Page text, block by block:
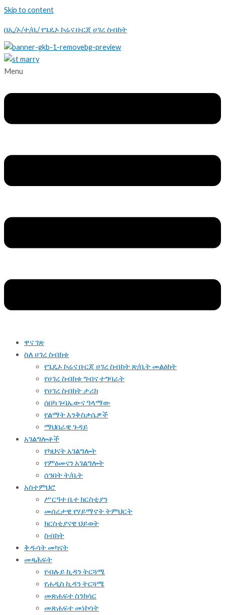
Skip to content
በኢ/ኦ/ተ/ቤ/ የጌዴኦ ኮሬና ቡርጂ ሀገረ ስብከት
Menu
ዋና ገጽ
ስለ ሀገረ ስብከቱ
የጌዴኦ ኮሬና ቡርጂ ሀገረ ስብከት ጽ/ቤት መልዕክት
የሀገረ ስብከቱ ግብና ተግባራት
የሀገረ ስብከት ታሪክ
ሰበካ ጉባኤውና ዓላማው
የልማት እንቅስቃሴዎች
ማህበራዊ ጉዳይ
አገልግሎቶች
የካህናት አገልግሎት
የምዕመናን አገልግሎት
ሰንበት ት/ቤት
አስተምህሮ
ሥርዓተ ቤተ ክርስቲያን
መሰረታዊ የሃይማኖት ትምህርት
ክርስቲያናዊ ህይወት
ስብከት
ቅዱሳት መካናት
መጻሕፍት
የብሉይ ኪዳን ትርጓሜ
የሐዲስ ኪዳን ትርጓሜ
መጽሐፍተ ስንክሳር
መጽሐፍተ መነኮሳት